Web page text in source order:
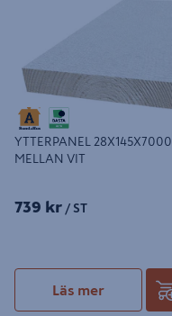
YTTERPANEL 28X145X7000
MELLAN VIT
739 kr / ST
Läs mer